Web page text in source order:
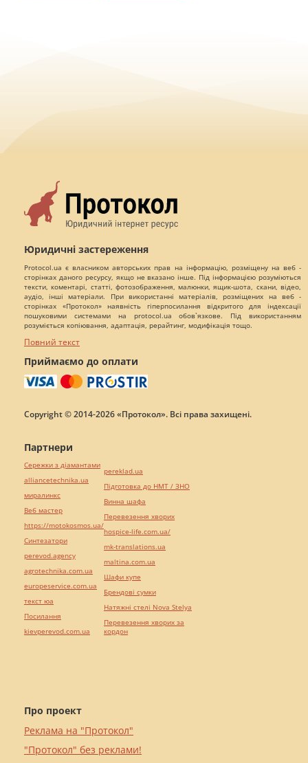
Юридичні застереження
Protocol.ua є власником авторських прав на інформацію, розміщену на веб -
сторінках даного ресурсу, якщо не вказано інше. Під інформацією розуміються
тексти, коментарі, статті, фотозображення, малюнки, ящик-шота, скани, відео,
аудіо, інші матеріали. При використанні матеріалів, розміщених на веб -
сторінках «Протокол» наявність гіперпосилання відкритого для індексації
пошуковими системами на protocol.ua обов`язкове. Під використанням
розуміється копіювання, адаптація, рерайтинг, модифікація тощо.
Повний текст
Приймаємо до оплати
Copyright © 2014-2026 «Протокол». Всі права захищені.
Про проект
Реклама на "Протокол"
"Протокол" без реклами!
Партнери
Сережки з діамантами
alliancetechnika.ua
миралинкс
Веб мастер
https://motokosmos.ua/
Синтезатори
perevod.agency
agrotechnika.com.ua
europeservice.com.ua
текст юа
Посилання
kievperevod.com.ua
pereklad.ua
Підготовка до НМТ / ЗНО
Винна шафа
Перевезення хворих
hospice-life.com.ua/
mk-translations.ua
maltina.com.ua
Шафи купе
Брендові сумки
Натяжні стелі Nova Stelya
Перевезення хворих за
кордон